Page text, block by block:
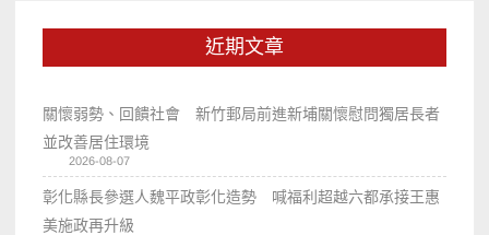
近期文章
關懷弱勢、回饋社會 新竹郵局前進新埔關懷慰問獨居長者
並改善居住環境
2026-08-07
彰化縣長參選人魏平政彰化造勢 喊福利超越六都承接王惠
美施政再升級